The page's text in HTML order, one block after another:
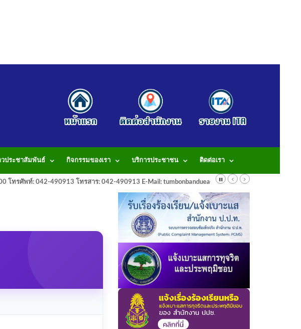
วประชาสัมพันธ์ กิจกรรมของเรา บริการประชาชน ติดต่อเรา
โทรศัพท์: 042-490913 โทรสาร: 042-490913 E-Mail: tumbonbanduea@gmail.com